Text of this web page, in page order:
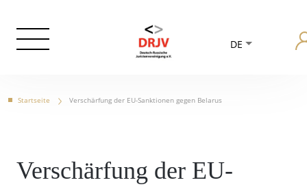
DE
Startseite Verschärfung der EU-Sanktionen gegen Belarus
Verschärfung der EU-